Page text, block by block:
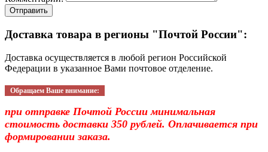
Отправить
Доставка товара в регионы "Почтой России":
Доставка осуществляется в любой регион Российской
Федерации в указанное Вами почтовое отделение.
Обращаем Ваше внимание:
при отправке Почтой России минимальная
стоимость доставки 350 рублей. Оплачивается при
формировании заказа.